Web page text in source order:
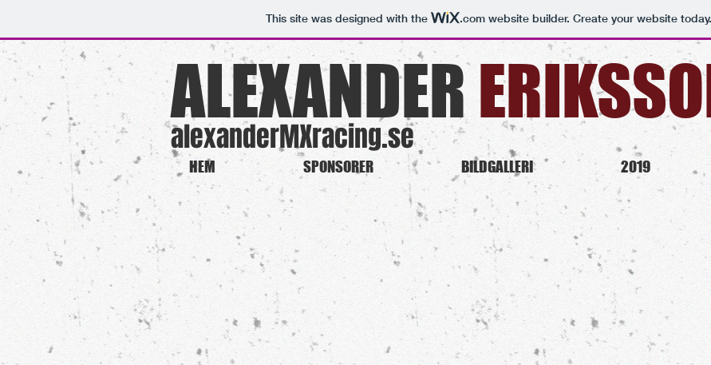
This site was designed with the .comwebsite builder. Create your website today.
ALEXANDER
HEM SPONSORER BILDGALLERI 2019
alexanderMXracing.se